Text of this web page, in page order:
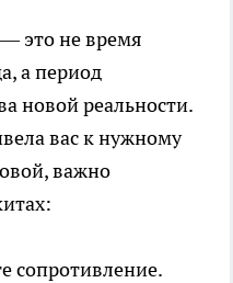
это не время
а период
новой реальности.
вас к нужному
важно
сопротивление.